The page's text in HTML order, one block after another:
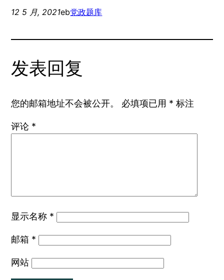
12 5 月, 2021eb党政题库
发表回复
您的邮箱地址不会被公开。 必填项已用 * 标注
评论 *
显示名称 *
邮箱 *
网站